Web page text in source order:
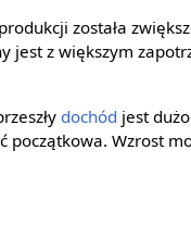
została
jest z większym
dochód jest
początkowa. Wzrost